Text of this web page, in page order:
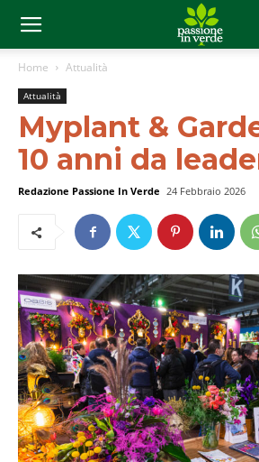
Home Attualità
Attualità
Myplant &
10 anni da
Redazione Passione In Verde 24 Febbraio 2026